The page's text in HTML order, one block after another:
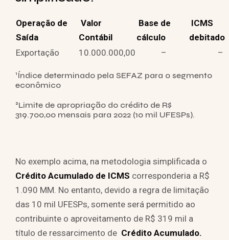
Operação de
Saída
Valor
Contábil
Base de
cálculo
ICMS
debitado
Exportação
10.000.000,00 – –
¹Índice determinado pela SEFAZ para o segmento
econômico
²Limite de apropriação do crédito de R$
319.700,00 mensais para 2022 (10 mil UFESPs).
No exemplo acima, na metodologia simplificada o
Crédito Acumulado de ICMS corresponderia a R$
1.090 MM. No entanto, devido a regra de limitação
das 10 mil UFESPs, somente será permitido ao
contribuinte o aproveitamento de R$ 319 mil a
título de ressarcimento de Crédito Acumulado.